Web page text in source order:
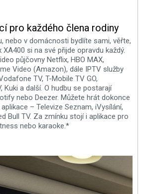
pro každého člena rodiny
nebo v domácnosti bydlíte sami, věřte,
XA400 si na své přijde opravdu každý.
půjčovny Netflix, HBO MAX,
Video (Amazon), dále IPTV služby
TV, T-Mobile TV GO,
Kuki a další. O hudbu se postarají
nebo Deezer. Můžete hrát dokonce
– Televize Seznam, iVysílání,
Bull TV. Za zmínku stojí i aplikace pro
nebo karaoke.*